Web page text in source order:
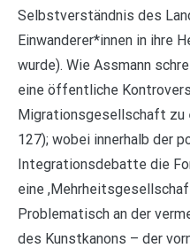
Selbstverständnis des
Einwanderer*innen in ihre
wurde). Wie Assmann
eine öffentliche
Migrationsgesellschaft zu
127); wobei innerhalb der
Integrationsdebatte die
eine
Problematisch an der
des Kunstkanons – der